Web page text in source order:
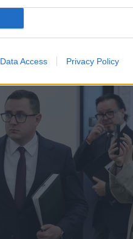
Data Access Privacy Policy